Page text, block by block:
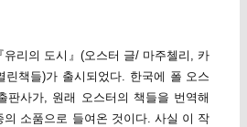
유리의 도시』(오스터 글/ 마주첼리, 카
린책들)가 출시되었다. 한국에 폴 오스
판사가, 원래 오스터의 책들을 번역해
의 소품으로 들여온 것이다. 사실 이 작